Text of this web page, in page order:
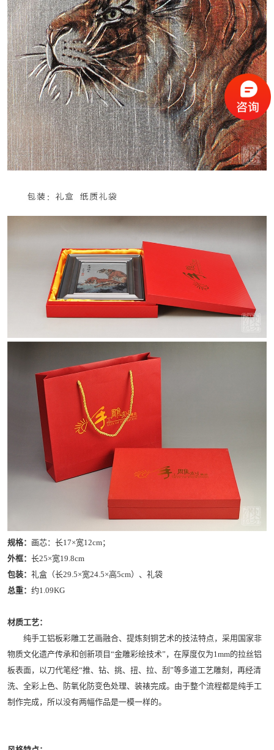
规格： 画芯：长17×宽12cm；
外框： 长25×宽19.8cm
包装： 礼盒（长29.5×宽24.5×高5cm）、礼袋
总重： 约1.09KG
材质工艺：
纯手工铝板彩雕工艺画融合、提炼刻铜艺术的技法特点，采用国家非
物质文化遗产传承和创新项目“金雕彩绘技术”，在厚度仅为1mm的拉丝铝
板表面，以刀代笔经“推、钻、挑、扭、拉、刮”等多道工艺雕刻，再经清
洗、全彩上色、防氧化防变色处理、装裱完成。由于整个流程都是纯手工
制作完成，所以没有两幅作品是一模一样的。